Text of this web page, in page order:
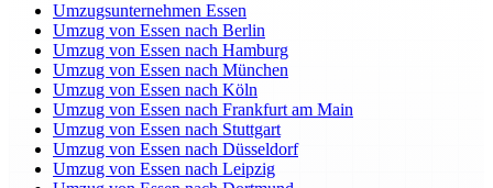
Umzugsunternehmen Essen
Umzug von Essen nach Berlin
Umzug von Essen nach Hamburg
Umzug von Essen nach München
Umzug von Essen nach Köln
Umzug von Essen nach Frankfurt am Main
Umzug von Essen nach Stuttgart
Umzug von Essen nach Düsseldorf
Umzug von Essen nach Leipzig